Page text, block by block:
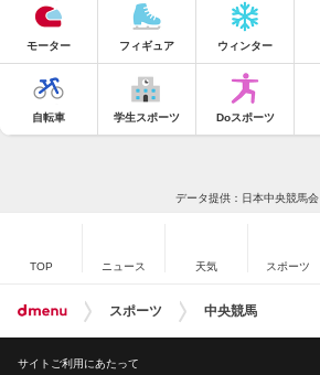
モーター フィギュア ウィンター
自転車 学生スポーツ Doスポーツ
データ提供：日本中央競馬会
TOP ニュース 天気 スポーツ
スポーツ 中央競馬
サイトご利用にあたって